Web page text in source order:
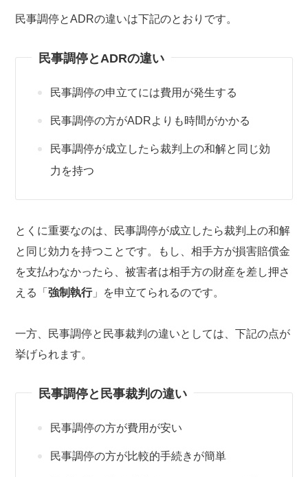
民事調停とADRの違いは下記のとおりです。
民事調停とADRの違い
民事調停の申立てには費用が発生する
民事調停の方がADRよりも時間がかかる
民事調停が成立したら裁判上の和解と同じ効
力を持つ
とくに重要なのは、民事調停が成立したら裁判上の和解
と同じ効力を持つことです。もし、相手方が損害賠償金
を支払わなかったら、被害者は相手方の財産を差し押さ
える「強制執行」を申立てられるのです。
一方、民事調停と民事裁判の違いとしては、下記の点が
挙げられます。
民事調停と民事裁判の違い
民事調停の方が費用が安い
民事調停の方が比較的手続きが簡単